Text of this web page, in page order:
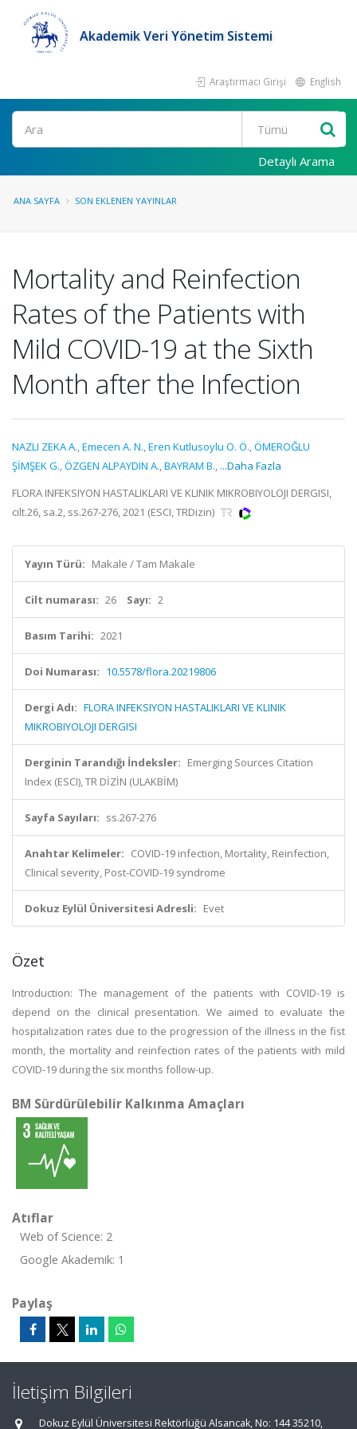
Akademik Veri Yönetim Sistemi
Araştırmacı Girişi English
Ara
Detaylı Arama
ANA SAYFA SON EKLENEN YAYINLAR
Mortality and Reinfection
Rates of the Patients with
Mild COVID-19 at the Sixth
Month after the Infection
NAZLI ZEKA A.,Emecen A. N.,Eren Kutlusoylu O. Ö.,ÖMEROĞLU
ŞİMŞEK G.,ÖZGEN ALPAYDIN A.,BAYRAM B., ...Daha Fazla
FLORA INFEKSIYON HASTALIKLARI VE KLINIK MIKROBIYOLOJI DERGISI,
cilt.26, sa.2, ss.267-276, 2021 (ESCI, TRDizin)
Yayın Türü: Makale / Tam Makale
Cilt numarası: 26 Sayı: 2
Basım Tarihi: 2021
Doi Numarası: 10.5578/flora.20219806
Dergi Adı: FLORA INFEKSIYON HASTALIKLARI VE KLINIK
MIKROBIYOLOJI DERGISI
Derginin Tarandığı İndeksler: Emerging Sources Citation
Index (ESCI), TR DİZİN (ULAKBİM)
Sayfa Sayıları: ss.267-276
Anahtar Kelimeler: COVID-19 infection, Mortality, Reinfection,
Clinical severity, Post-COVID-19 syndrome
Dokuz Eylül Üniversitesi Adresli: Evet
Özet
Introduction: The management of the patients with COVID-19 is
depend on the clinical presentation. We aimed to evaluate the
hospitalization rates due to the progression of the illness in the fist
month, the mortality and reinfection rates of the patients with mild
COVID-19 during the six months follow-up.
BM Sürdürülebilir Kalkınma Amaçları
Atıflar
Web of Science: 2
Google Akademik: 1
Paylaş
İletişim Bilgileri
Dokuz Eylül Üniversitesi Rektörlüğü Alsancak, No: 144 35210,